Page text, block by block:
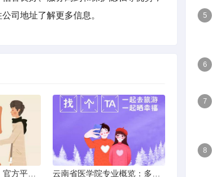
司地址了解更多信息。
5
6
7
8